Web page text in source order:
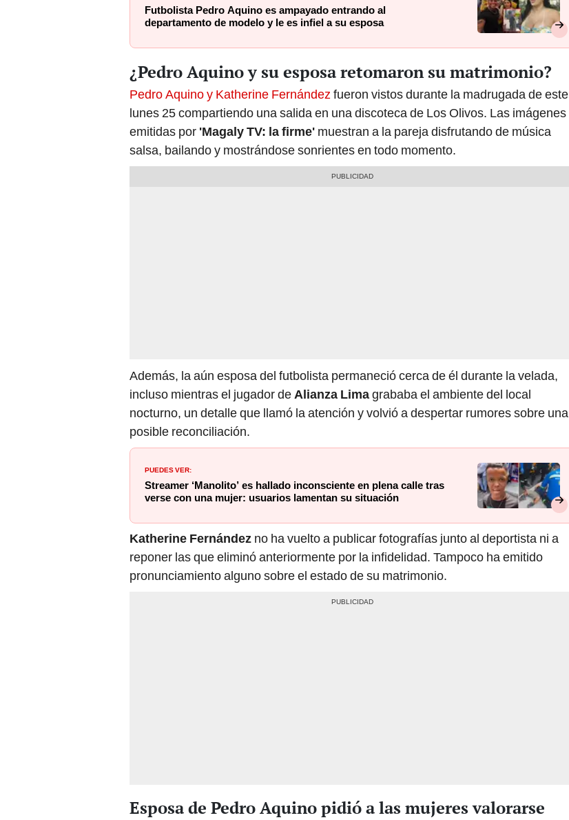
Futbolista Pedro Aquino es ampayado entrando al
departamento de modelo y le es infiel a su esposa
¿Pedro Aquino y su esposa retomaron su matrimonio?
Pedro Aquino y Katherine Fernández fueron vistos durante la madrugada de este
lunes 25 compartiendo una salida en una discoteca de Los Olivos. Las imágenes
emitidas por 'Magaly TV: la firme' muestran a la pareja disfrutando de música
salsa, bailando y mostrándose sonrientes en todo momento.
Además, la aún esposa del futbolista permaneció cerca de él durante la velada,
incluso mientras el jugador de Alianza Limagrababa el ambiente del local
nocturno, un detalle que llamó la atención y volvió a despertar rumores sobre una
posible reconciliación.
PUEDES VER:
Streamer ‘Manolito’ es hallado inconsciente en plena calle tras
verse con una mujer: usuarios lamentan su situación
Katherine Fernández no ha vuelto a publicar fotografías junto al deportista ni a
reponer las que eliminó anteriormente por la infidelidad. Tampoco ha emitido
pronunciamiento alguno sobre el estado de su matrimonio.
Esposa de Pedro Aquino pidió a las mujeres valorarse